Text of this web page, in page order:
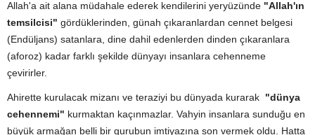
Allah'a ait alana müdahale ederek kendilerini yeryüzünde "Allah'ın
temsilcisi" gördüklerinden, günah çıkaranlardan cennet belgesi
(Endüljans) satanlara, dine dahil edenlerden dinden çıkaranlara
(aforoz) kadar farklı şekilde dünyayı insanlara cehenneme
çevirirler.
Ahirette kurulacak mizanı ve teraziyi bu dünyada kurarak "dünya
cehennemi" kurmaktan kaçınmazlar. Vahyin insanlara sunduğu en
büyük armağan belli bir gurubun imtiyazına son vermek oldu. Hatta